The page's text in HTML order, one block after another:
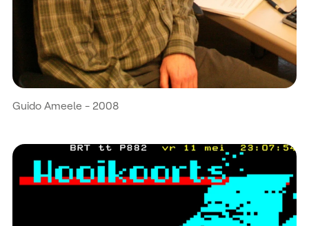
Guido Ameele - 2008